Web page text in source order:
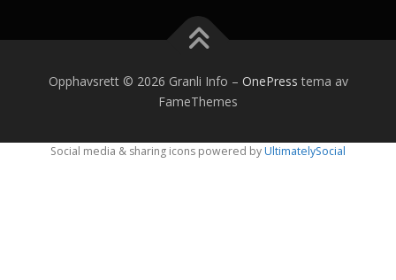
Opphavsrett © 2026 Granli Info – OnePress tema av
FameThemes
Social media & sharing icons powered byUltimatelySocial